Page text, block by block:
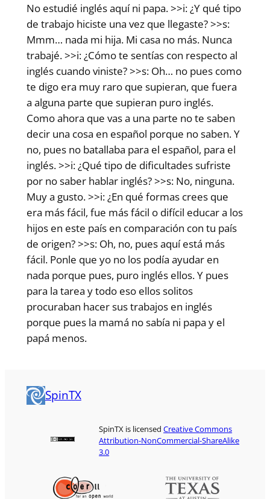
No estudié inglés aquí ni papa. >>i: ¿Y qué tipo
de trabajo hiciste una vez que llegaste? >>s:
Mmm… nada mi hija. Mi casa no más. Nunca
trabajé. >>i: ¿Cómo te sentías con respecto al
inglés cuando viniste? >>s: Oh… no pues como
te digo era muy raro que supieran, que fuera
a alguna parte que supieran puro inglés.
Como ahora que vas a una parte no te saben
decir una cosa en español porque no saben. Y
no, pues no batallaba para el español, para el
inglés. >>i: ¿Qué tipo de dificultades sufriste
por no saber hablar inglés? >>s: No, ninguna.
Muy a gusto. >>i: ¿En qué formas crees que
era más fácil, fue más fácil o difícil educar a los
hijos en este país en comparación con tu país
de origen? >>s: Oh, no, pues aquí está más
fácil. Ponle que yo no los podía ayudar en
nada porque pues, puro inglés ellos. Y pues
para la tarea y todo eso ellos solitos
procuraban hacer sus trabajos en inglés
porque pues la mamá no sabía ni papa y el
papá menos.
SpinTX
SpinTX is licensedCreative Commons
Attribution-NonCommercial-ShareAlike
3.0